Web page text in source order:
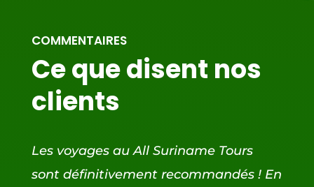
COMMENTAIRES
Ce que disent nos
clients
Les voyages au All Suriname Tours
sont définitivement recommandés ! En